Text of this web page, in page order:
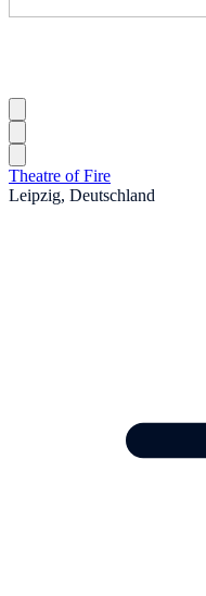
Theatre of Fire
Leipzig, Deutschland